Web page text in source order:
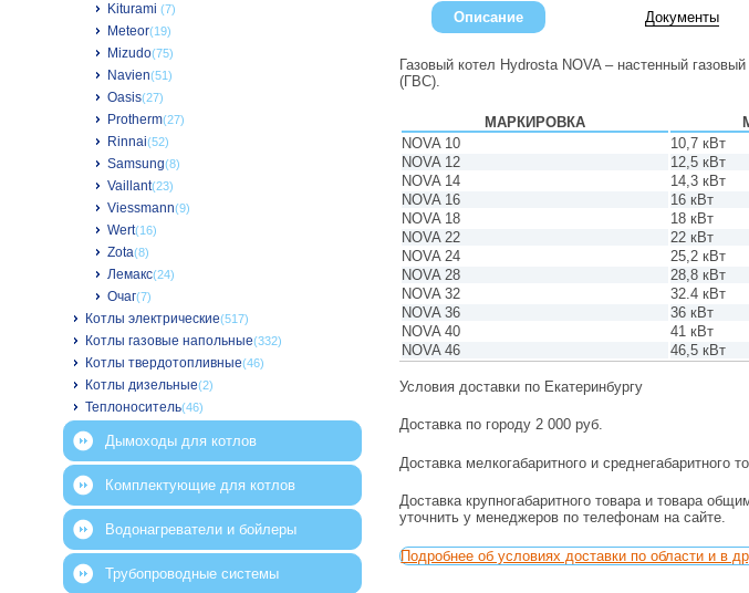
Описание Документы
Газовый котел Hydrosta NOVA – настенный
(ГВС).
МАРКИРОВКА
NOVA 10
10,7 кВт
NOVA 12
12,5 кВт
NOVA 14
14,3 кВт
NOVA 16
16 кВт
NOVA 18
18 кВт
NOVA 22
22 кВт
NOVA 24
25,2 кВт
NOVA 28
28,8 кВт
NOVA 32
32.4 кВт
NOVA 36
36 кВт
NOVA 40
41 кВт
NOVA 46
46,5 кВт
Условия доставки по Екатеринбургу
Доставка по городу 2 000 руб.
Доставка мелкогабаритного и среднегабаритного
Доставка крупногабаритного товара и товара
уточнить у менеджеров по телефонам на сайте.
Подробнее об условиях доставки по области и в
Kiturami (7)
Meteor(19)
Mizudo(75)
Navien(51)
Oasis(27)
Protherm(27)
Rinnai(52)
Samsung(8)
Vaillant(23)
Viessmann(9)
Wert(16)
Zota(8)
Лемакс(24)
Очаг(7)
Котлы электрические(517)
Котлы газовые напольные(332)
Котлы твердотопливные(46)
Котлы дизельные(2)
Теплоноситель(46)
Дымоходы для котлов
Комплектующие для котлов
Водонагреватели и бойлеры
Трубопроводные системы